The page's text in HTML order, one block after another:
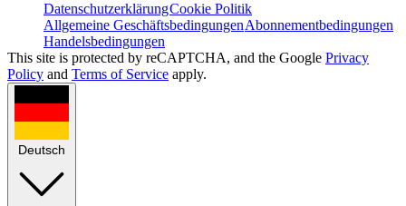
DatenschutzerklärungCookie Politik
Allgemeine GeschäftsbedingungenAbonnementbedingungen
Handelsbedingungen
This site is protected by reCAPTCHA, and the Google Privacy
Policy and Terms of Service apply.
Deutsch